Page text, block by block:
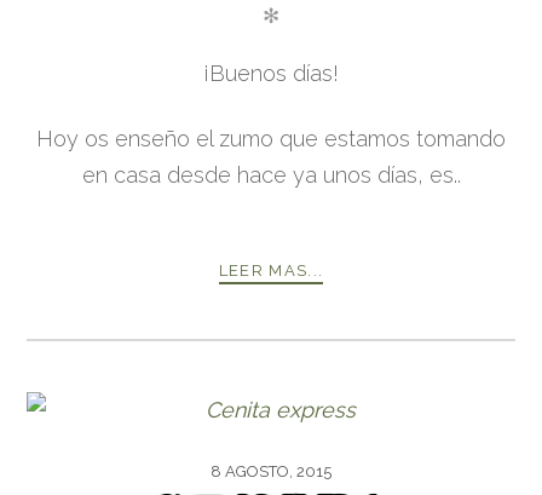
✻
¡Buenos días!
Hoy os enseño el zumo que estamos tomando
en casa desde hace ya unos días, es..
LEER MAS...
8 AGOSTO, 2015